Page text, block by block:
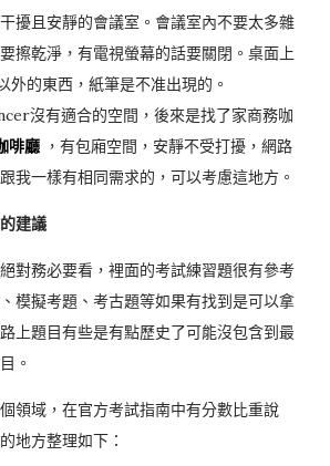
擾且安靜的會議室。會議室內不要太多雜
擦乾淨，有電視螢幕的話要關閉。桌面上
的東西，紙筆是不准出現的。
沒有適合的空間，後來是找了家商務咖
啡廳 ，有包廂空間，安靜不受打擾，網路
我一樣有相同需求的，可以考慮這地方。
建議
絕對務必要看，裡面的考試練習題很有參考
模擬考題、考古題等如果有找到是可以拿
上題目有些是有點歷史了可能沒包含到最
。
領域，在官方考試指南中有分數比重說
地方整理如下：